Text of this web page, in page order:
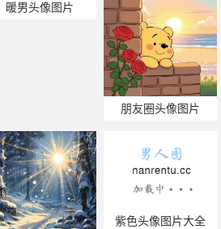
暖男头像图片
朋友圈头像图片
紫色头像图片大全